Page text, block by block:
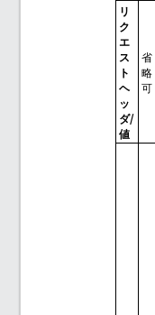
リ
ク
エ
ス
ト
ヘ
ッ
ダ/
値
省
略
可